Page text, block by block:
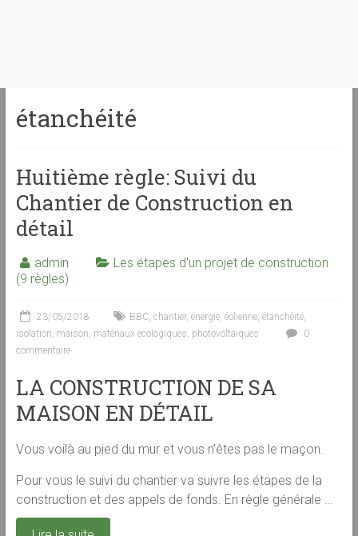
étanchéité
Huitième règle: Suivi du
Chantier de Construction en
détail
admin
Les étapes d'un projet de construction
(9 règles)
23/05/2018 BBC, chantier, énergie, éolienne, étanchéité,
isolation, maison, matériaux écologiques, photovoltaiques
0
commentaire
LA CONSTRUCTION DE SA
MAISON EN DÉTAIL
Vous voilà au pied du mur et vous n’êtes pas le maçon.
Pour vous le suivi du chantier va suivre les étapes de la
construction et des appels de fonds. En règle générale …